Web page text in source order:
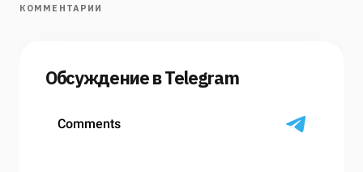
КОММЕНТАРИИ
Обсуждение в Telegram